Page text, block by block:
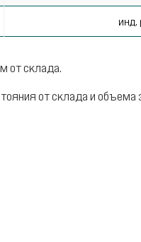
инд.
от склада.
от склада и объема